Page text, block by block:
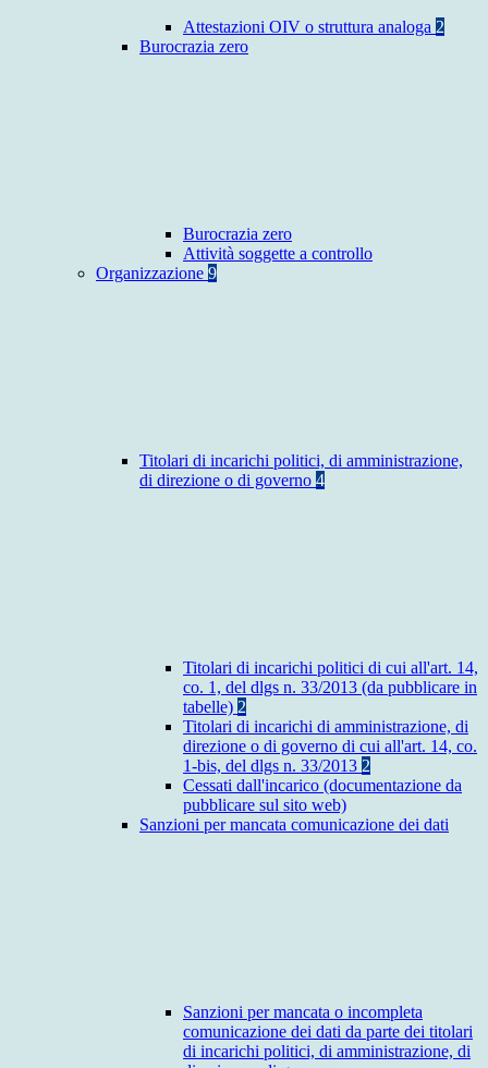
Attestazioni OIV o struttura analoga 2
Burocrazia zero
Burocrazia zero
Attività soggette a controllo
Organizzazione 9
Titolari di incarichi politici, di amministrazione,
di direzione o di governo 4
Titolari di incarichi politici di cui all'art. 14,
co. 1, del dlgs n. 33/2013 (da pubblicare in
tabelle) 2
Titolari di incarichi di amministrazione, di
direzione o di governo di cui all'art. 14, co.
1-bis, del dlgs n. 33/2013 2
Cessati dall'incarico (documentazione da
pubblicare sul sito web)
Sanzioni per mancata comunicazione dei dati
Sanzioni per mancata o incompleta
comunicazione dei dati da parte dei titolari
di incarichi politici, di amministrazione, di